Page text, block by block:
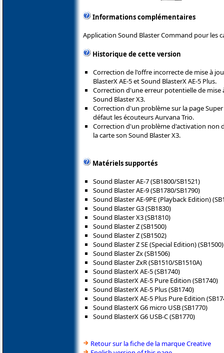
Informations complémentaires
Application Sound Blaster Command pour les
Historique de cette version
Correction de l'offre incorrecte de mise à
BlasterX AE-5 et Sound BlasterX AE-5 Plus.
Correction d'une erreur potentielle de mise
Sound Blaster X3.
Correction d'un problème sur la page
défaut les écouteurs Aurvana Trio.
Correction d'un problème d'activation non
la carte son Sound Blaster X3.
Matériels supportés
Sound Blaster AE-7 (SB1800/SB1521)
Sound Blaster AE-9 (SB1780/SB1790)
Sound Blaster AE-9PE (Playback Edition)
Sound Blaster G3 (SB1830)
Sound Blaster X3 (SB1810)
Sound Blaster Z (SB1500)
Sound Blaster Z (SB1502)
Sound Blaster Z SE (Special Edition) (SB1500)
Sound Blaster Zx (SB1506)
Sound Blaster ZxR (SB1510/SB1510A)
Sound BlasterX AE-5 (SB1740)
Sound BlasterX AE-5 Pure Edition (SB1740)
Sound BlasterX AE-5 Plus (SB1740)
Sound BlasterX AE-5 Plus Pure Edition
Sound BlasterX G6 micro USB (SB1770)
Sound BlasterX G6 USB-C (SB1770)
Retour sur la fiche de la marque Creative